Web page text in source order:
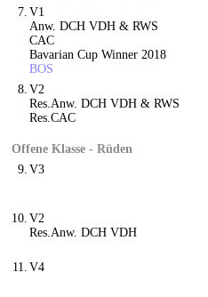
7. V1
Anw. DCH VDH & RWS
CAC
Bavarian Cup Winner 2018
BOS
8. V2
Res.Anw. DCH VDH & RWS
Res.CAC
Offene Klasse - Rüden
9. V3
10. V2
Res.Anw. DCH VDH
11. V4